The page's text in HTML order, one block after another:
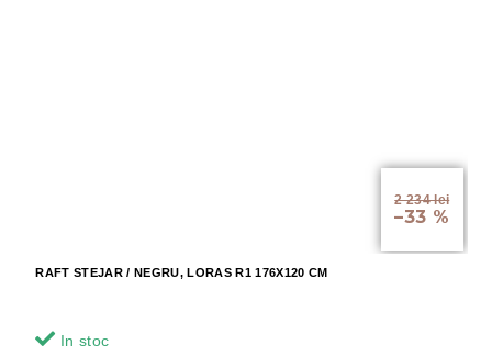
2 234 lei
–33 %
RAFT STEJAR / NEGRU, LORAS R1 176X120 CM
In stoc